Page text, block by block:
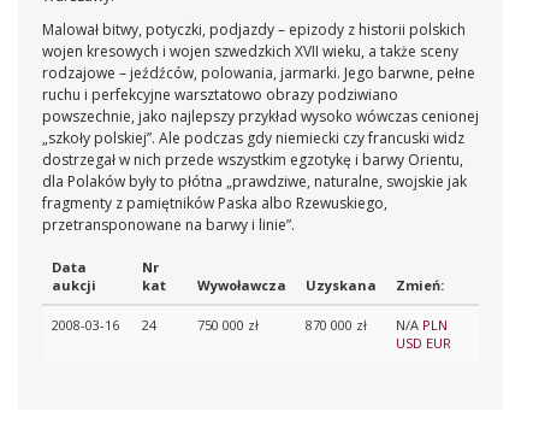
Malował bitwy, potyczki, podjazdy – epizody z historii polskich
wojen kresowych i wojen szwedzkich XVII wieku, a także sceny
rodzajowe – jeźdźców, polowania, jarmarki. Jego barwne, pełne
ruchu i perfekcyjne warsztatowo obrazy podziwiano
powszechnie, jako najlepszy przykład wysoko wówczas cenionej
„szkoły polskiej”. Ale podczas gdy niemiecki czy francuski widz
dostrzegał w nich przede wszystkim egzotykę i barwy Orientu,
dla Polaków były to płótna „prawdziwe, naturalne, swojskie jak
fragmenty z pamiętników Paska albo Rzewuskiego,
przetransponowane na barwy i linie”.
Data
aukcji
Nr
kat
Wywoławcza Uzyskana Zmień:
2008-03-16 24 750 000 zł 870 000 zł N/A PLN
USD EUR